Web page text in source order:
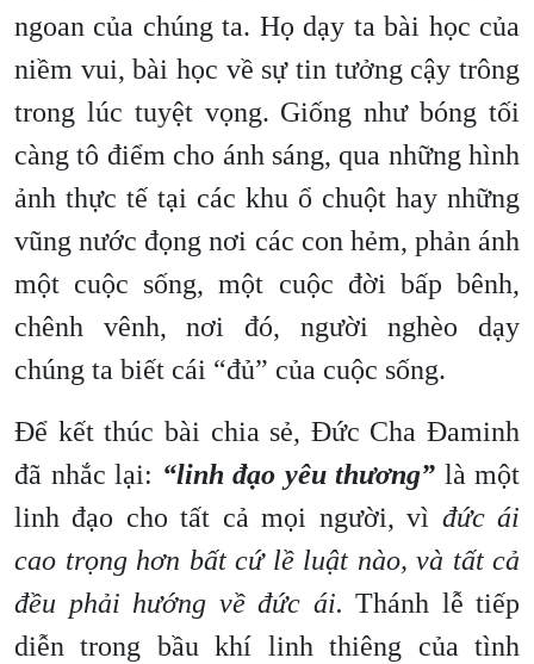
ngoan của chúng ta. Họ dạy ta bài học của
niềm vui, bài học về sự tin tưởng cậy trông
trong lúc tuyệt vọng. Giống như bóng tối
càng tô điểm cho ánh sáng, qua những hình
ảnh thực tế tại các khu ổ chuột hay những
vũng nước đọng nơi các con hẻm, phản ánh
một cuộc sống, một cuộc đời bấp bênh,
chênh vênh, nơi đó, người nghèo dạy
chúng ta biết cái “đủ” của cuộc sống.
Để kết thúc bài chia sẻ, Đức Cha Đaminh
đã nhắc lại: “linh đạo yêu thương” là một
linh đạo cho tất cả mọi người, vì đức ái
cao trọng hơn bất cứ lề luật nào, và tất cả
đều phải hướng về đức ái. Thánh lễ tiếp
diễn trong bầu khí linh thiêng của tình